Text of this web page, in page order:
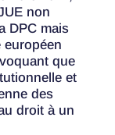
non
DPC mais
européen
que
et
des
droit à un